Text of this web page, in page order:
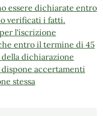
essere dichiarate entro
verificati i fatti.
l'iscrizione
entro il termine di 45
dichiarazione
dispone accertamenti
stessa